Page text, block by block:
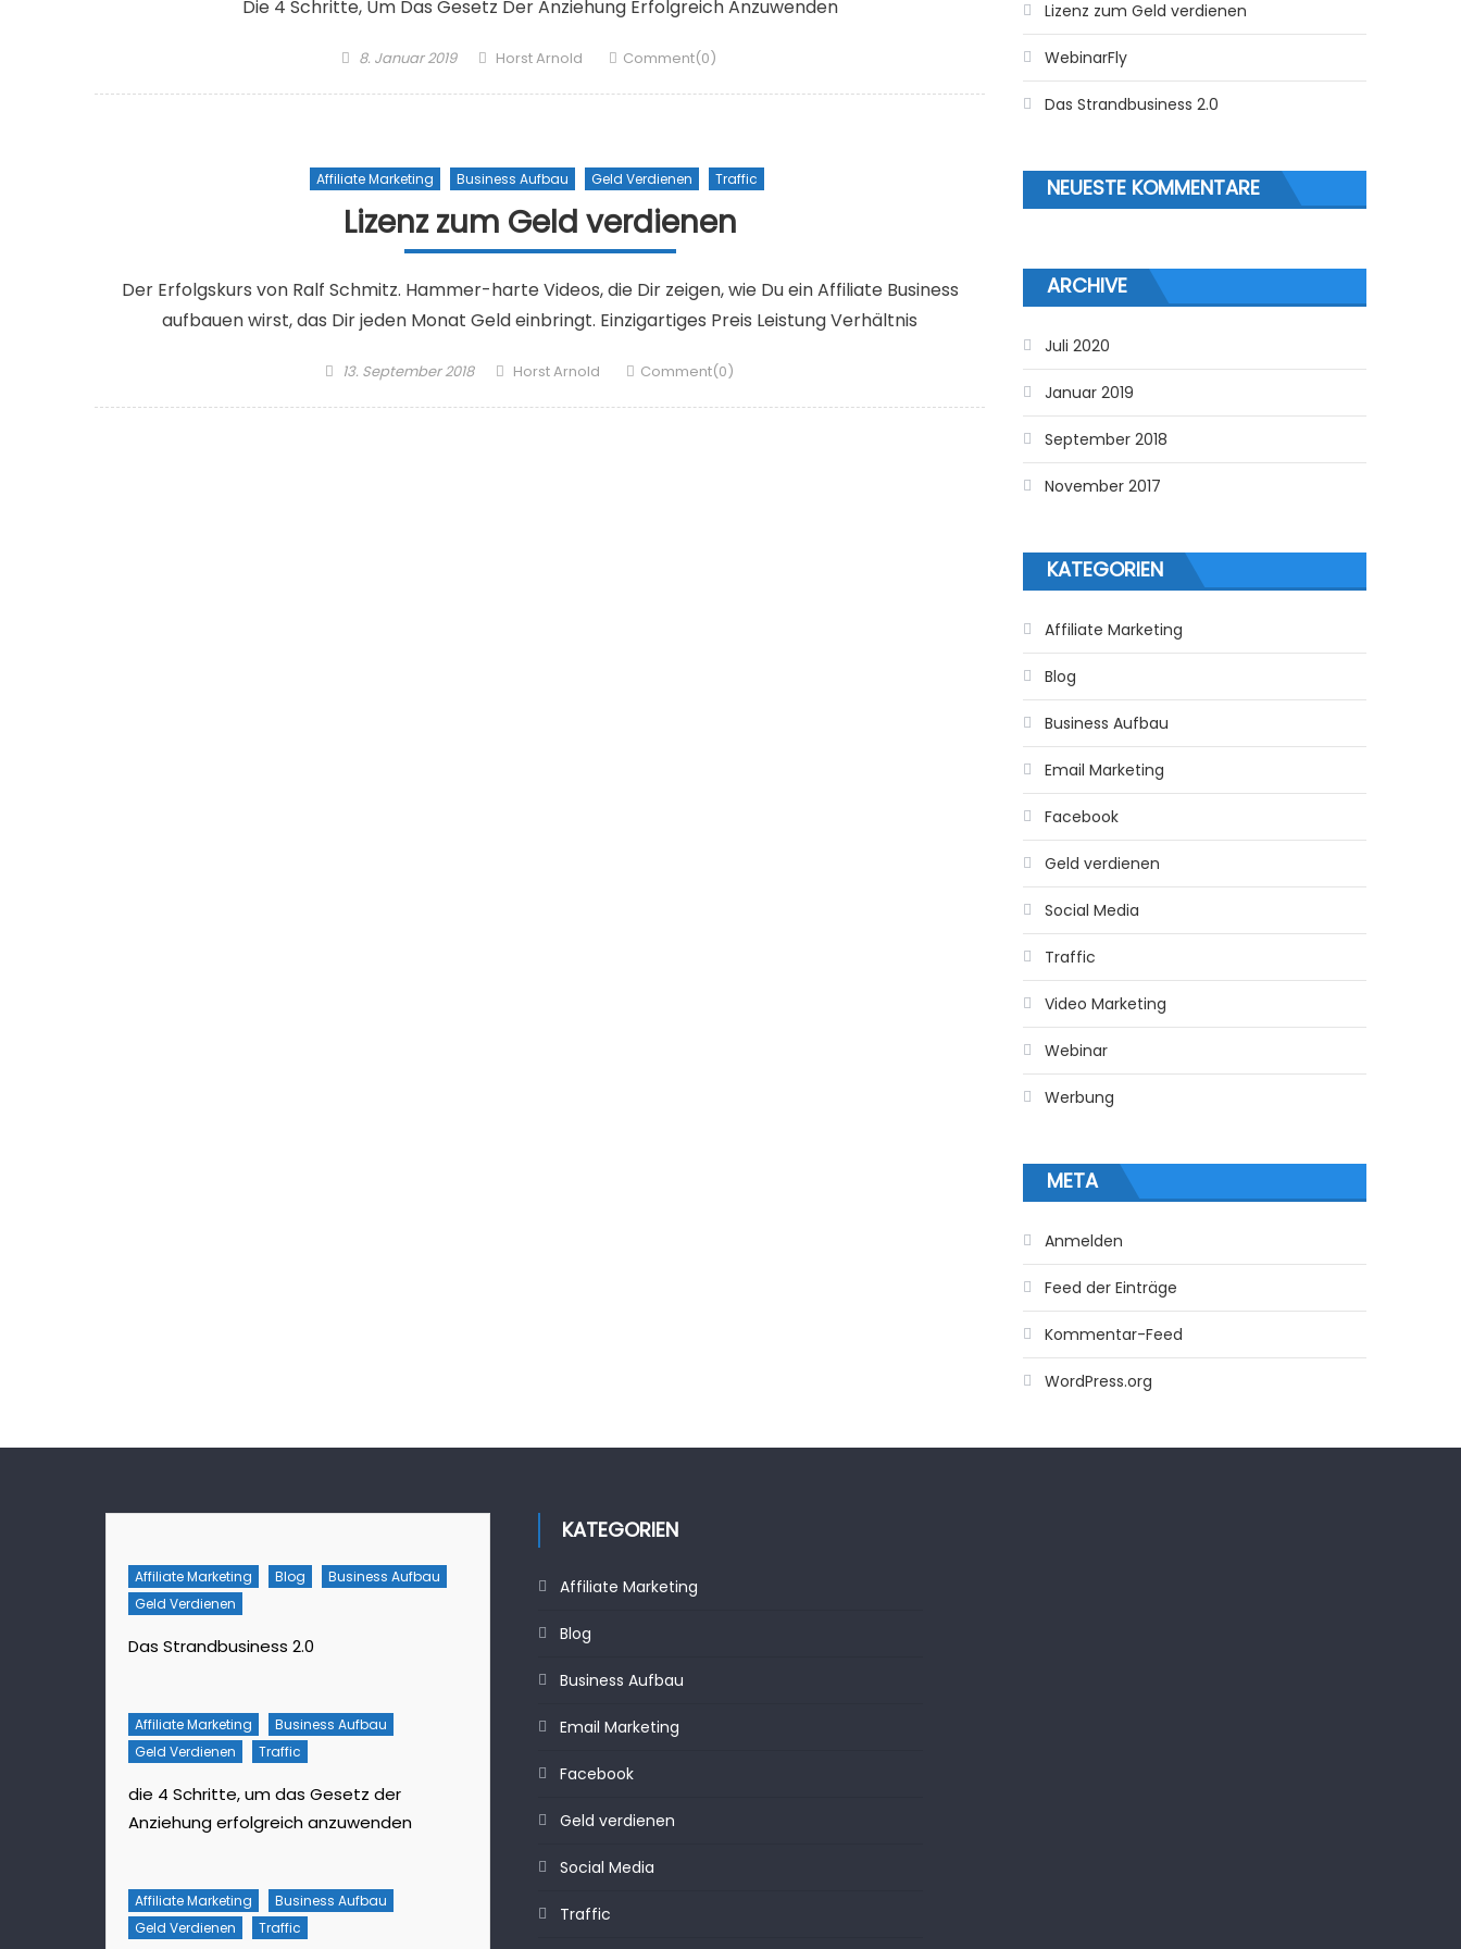
Die 4 Schritte, Um Das Gesetz Der Anziehung Erfolgreich Anzuwenden
Posted on
8. Januar 2019 Author
Horst Arnold Comment(0)
Affiliate Marketing Business Aufbau Geld Verdienen Traffic
Lizenz zum Geld verdienen
Der Erfolgskurs von Ralf Schmitz. Hammer-harte Videos, die Dir zeigen, wie Du ein Affiliate Business
aufbauen wirst, das Dir jeden Monat Geld einbringt. Einzigartiges Preis Leistung Verhältnis
Posted on
13. September 2018 Author
Horst Arnold Comment(0)
Lizenz zum Geld verdienen
WebinarFly
Das Strandbusiness 2.0
NEUESTE KOMMENTARE
ARCHIVE
Juli 2020
Januar 2019
September 2018
November 2017
KATEGORIEN
Affiliate Marketing
Blog
Business Aufbau
Email Marketing
Facebook
Geld verdienen
Social Media
Traffic
Video Marketing
Webinar
Werbung
META
Anmelden
Feed der Einträge
Kommentar-Feed
WordPress.org
Affiliate Marketing Blog
Business Aufbau
Geld Verdienen
Das Strandbusiness 2.0
Affiliate Marketing
Business Aufbau
Geld Verdienen
Traffic
die 4 Schritte, um das Gesetz der
Anziehung erfolgreich anzuwenden
Affiliate Marketing
Business Aufbau
Geld Verdienen
Traffic
KATEGORIEN
Affiliate Marketing
Blog
Business Aufbau
Email Marketing
Facebook
Geld verdienen
Social Media
Traffic